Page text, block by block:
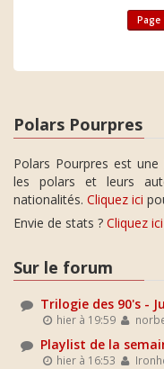
Page
Polars Pourpres
Polars Pourpres est
les polars et leurs
nationalités. Cliquez ici
Envie de stats ? Cliquez ici
Sur le forum
Trilogie des 90's -
hier à 19:59
Playlist de la
hier à 16:53